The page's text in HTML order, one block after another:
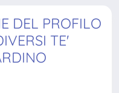
DEL PROFILO
TE'